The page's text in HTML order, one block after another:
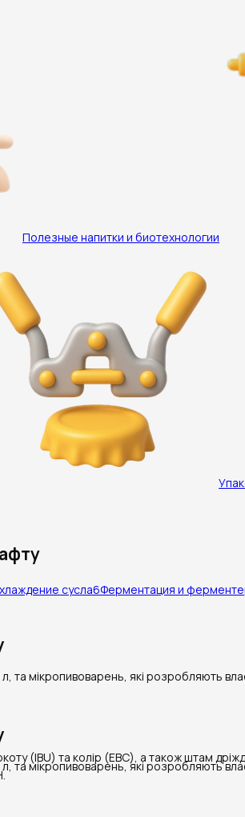
Полезные напитки и биотехнологии
сусла6Ферментация и
мікропивоварень, які розробляють
(IBU) та колір (EBC), а також штам
мікропивоварень, які розробляють